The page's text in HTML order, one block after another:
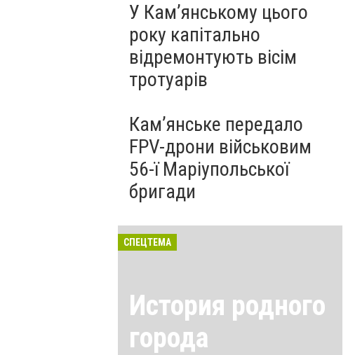
У Кам’янському цього
року капітально
відремонтують вісім
тротуарів
Кам’янське передало
FPV-дрони військовим
56-ї Маріупольської
бригади
СПЕЦТЕМА
История родного
города